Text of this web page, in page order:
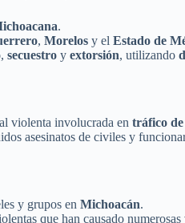
.
, Morelos y el Estado de
, secuestro y extorsión, utilizando
violenta involucrada en tráfico
asesinatos de civiles y
y grupos en Michoacán.
que han causado